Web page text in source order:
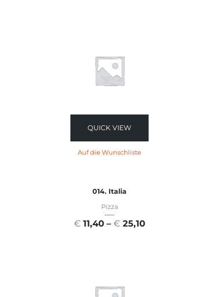
QUICK VIEW
Auf die Wunschliste
014. Italia
Pizza
€ 11,40 – € 25,10